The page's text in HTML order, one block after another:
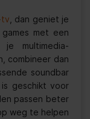
tv , dan geniet je
met een
multimedia-
combineer dan
soundbar
is geschikt voor
passen beter
weg te helpen